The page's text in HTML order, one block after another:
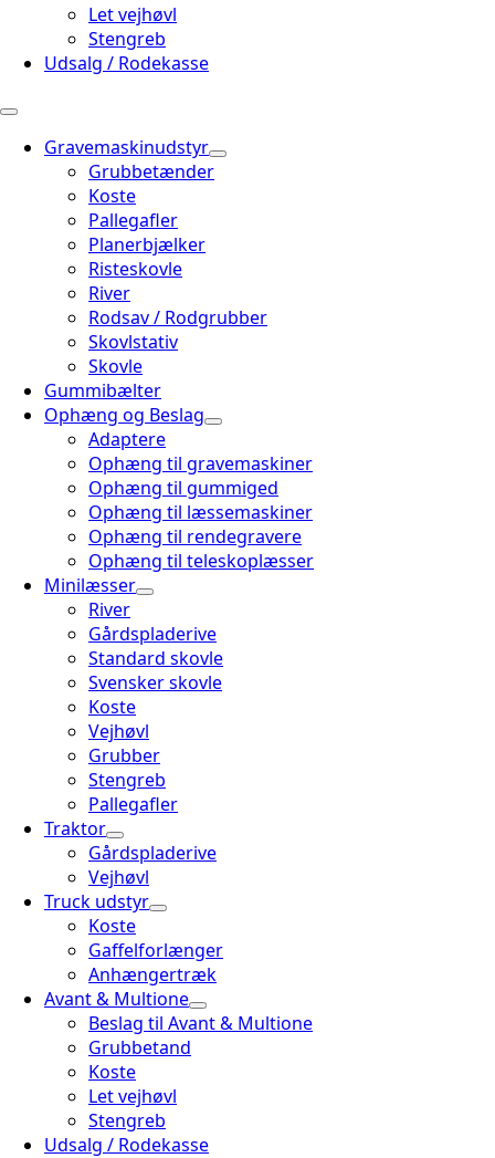
Let vejhøvl
Stengreb
Udsalg / Rodekasse
Gravemaskinudstyr
Grubbetænder
Koste
Pallegafler
Planerbjælker
Risteskovle
River
Rodsav / Rodgrubber
Skovlstativ
Skovle
Gummibælter
Ophæng og Beslag
Adaptere
Ophæng til gravemaskiner
Ophæng til gummiged
Ophæng til læssemaskiner
Ophæng til rendegravere
Ophæng til teleskoplæsser
Minilæsser
River
Gårdspladerive
Standard skovle
Svensker skovle
Koste
Vejhøvl
Grubber
Stengreb
Pallegafler
Traktor
Gårdspladerive
Vejhøvl
Truck udstyr
Koste
Gaffelforlænger
Anhængertræk
Avant & Multione
Beslag til Avant & Multione
Grubbetand
Koste
Let vejhøvl
Stengreb
Udsalg / Rodekasse